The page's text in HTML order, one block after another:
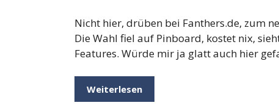
Nicht hier, drüben bei Fanthers.de, zum
Die Wahl fiel auf Pinboard, kostet nix,
Features. Würde mir ja glatt auch hier
Weiterlesen